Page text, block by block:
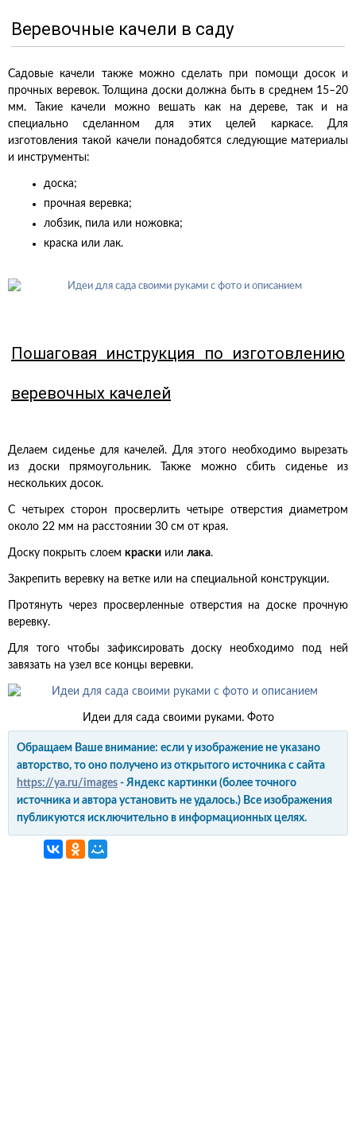
Веревочные качели в саду
Садовые качели также можно сделать при помощи досок и
прочных веревок. Толщина доски должна быть в среднем 15–20
мм. Такие качели можно вешать как на дереве, так и на
специально сделанном для этих целей каркасе. Для
изготовления такой качели понадобятся следующие материалы
и инструменты:
доска;
прочная веревка;
лобзик, пила или ножовка;
краска или лак.
Пошаговая инструкция по изготовлению
веревочных качелей
Делаем сиденье для качелей. Для этого необходимо вырезать
из доски прямоугольник. Также можно сбить сиденье из
нескольких досок.
С четырех сторон просверлить четыре отверстия диаметром
около 22 мм на расстоянии 30 см от края.
Доску покрыть слоем краски или лака.
Закрепить веревку на ветке или на специальной конструкции.
Протянуть через просверленные отверстия на доске прочную
веревку.
Для того чтобы зафиксировать доску необходимо под ней
завязать на узел все концы веревки.
Идеи для сада своими руками. Фото
Обращаем Ваше внимание: если у изображение не указано
авторство, то оно получено из открытого источника с сайта
https://ya.ru/images - Яндекс картинки (более точного
источника и автора установить не удалось.) Все изображения
публикуются исключительно в информационных целях.